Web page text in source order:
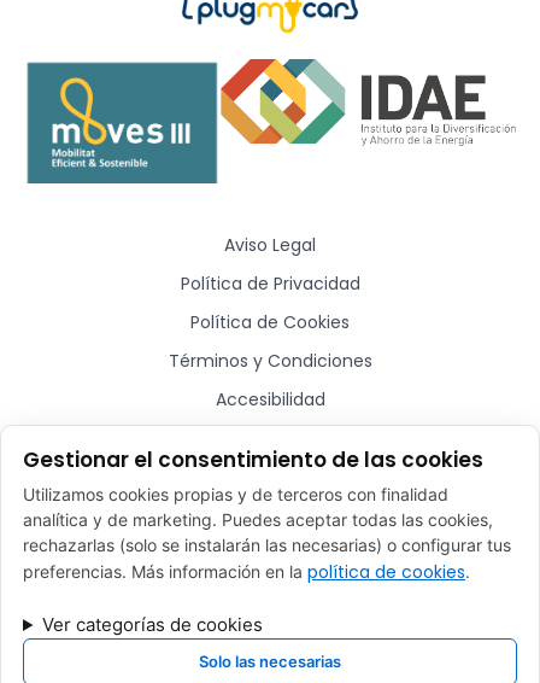
Aviso Legal
Política de Privacidad
Política de Cookies
Términos y Condiciones
Accesibilidad
¿Hablamos?
comercial@plugmycar.es
Rafael Batlle, 16 - Barcelona (08017)
Gestionar el consentimiento de las cookies
Utilizamos cookies propias y de terceros con finalidad
analítica y de marketing. Puedes aceptar todas las cookies,
rechazarlas (solo se instalarán las necesarias) o configurar tus
preferencias. Más información en la política de cookies.
Ver categorías de cookies
Solo las necesarias